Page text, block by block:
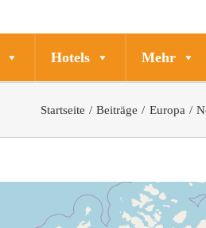
Hotels Mehr
Startseite Beiträge Europa